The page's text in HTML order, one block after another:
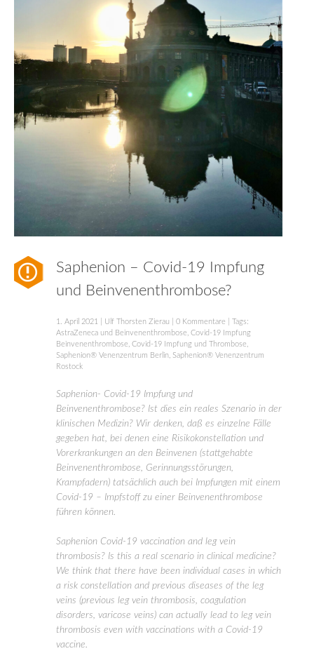
Saphenion – Covid-19 Impfung
und Beinvenenthrombose?
1. April 2021 Ulf Thorsten Zierau 0 Kommentare | Tags:
AstraZeneca und Beinvenenthrombose, Covid-19 Impfung
Beinvenenthrombose, Covid-19 Impfung und Thrombose,
Saphenion® Venenzentrum Berlin, Saphenion® Venenzentrum
Rostock
Saphenion- Covid-19 Impfung und
Beinvenenthrombose? Ist dies ein reales Szenario in der
klinischen Medizin? Wir denken, daß es einzelne Fälle
gegeben hat, bei denen eine Risikokonstellation und
Vorerkrankungen an den Beinvenen (stattgehabte
Beinvenenthrombose, Gerinnungsstörungen,
Krampfadern) tatsächlich auch bei Impfungen mit einem
Covid-19 – Impfstoff zu einer Beinvenenthrombose
führen können.
Saphenion Covid-19 vaccination and leg vein
thrombosis? Is this a real scenario in clinical medicine?
We think that there have been individual cases in which
a risk constellation and previous diseases of the leg
veins (previous leg vein thrombosis, coagulation
disorders, varicose veins) can actually lead to leg vein
thrombosis even with vaccinations with a Covid-19
vaccine.